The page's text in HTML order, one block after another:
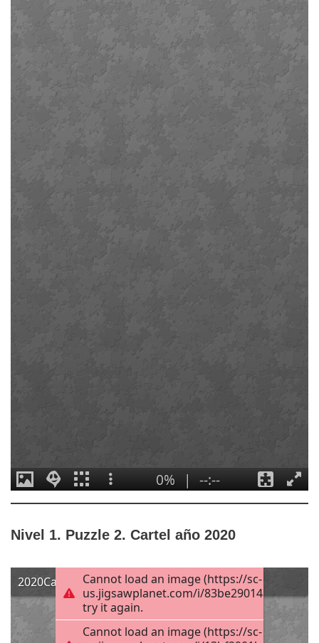
Nivel 1. Puzzle 2. Cartel año 2020